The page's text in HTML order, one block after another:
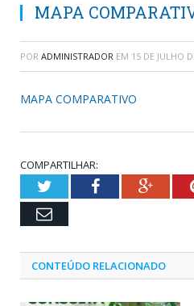
MAPA
POR ADMINISTRADOR EM 15 DE JULHO
MAPA COMPARATIVO
COMPARTILHAR:
TwitterFacebook
Email
CONTEÚDO RELACIONADO